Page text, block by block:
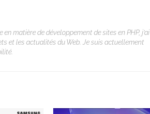
en matière de développement de sites en PHP, j’ai
et les actualités du Web. Je suis actuellement